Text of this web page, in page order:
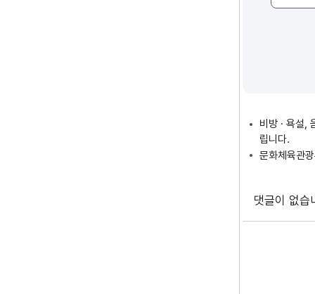
비방 · 욕설,
립니다.
문화체육관
댓글이 없습